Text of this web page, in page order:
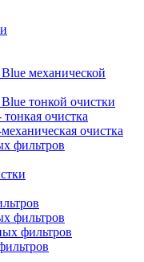
механической
тонкой очистки
очистка
очистка
фильтров
фильтров
фильтров